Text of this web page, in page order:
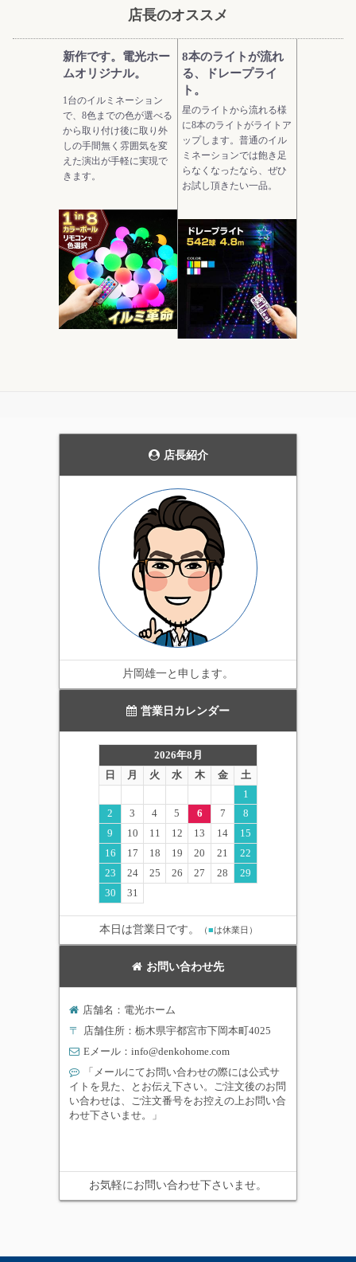
店長のオススメ
新作です。電光ホー
ムオリジナル。
1台のイルミネーション
で、8色までの色が選べる
から取り付け後に取り外
しの手間無く雰囲気を変
えた演出が手軽に実現で
きます。
8本のライトが流れ
る、ドレープライ
ト。
星のライトから流れる様
に8本のライトがライトア
ップします。普通のイル
ミネーションでは飽き足
らなくなったなら、ぜひ
お試し頂きたい一品。
張しすぎない雰囲気を持
った上品なガーデンライ
わらず屋外で利用可能な
実用性の高いイルミネー
ション。当店一番のオス
スメ商品です。
店長紹介
片岡雄一と申します。
営業日カレンダー
2026年8月
日
月 火 水 木 金
土
1
2
3 4 5 6 7
8
9
10 11 12 13 14
15
16
17 18 19 20 21
22
23
24 25 26 27 28
29
30
31
本日は営業日です。 （■は休業日）
お問い合わせ先
店舗名：電光ホーム
〒 店舗住所：栃木県宇都宮市下岡本町4025
Eメール： info@denkohome.com
「メールにてお問い合わせの際には公式サ
イトを見た、とお伝え下さい。ご注文後のお問
い合わせは、ご注文番号をお控えの上お問い合
わせ下さいませ。」
お気軽にお問い合わせ下さいませ。